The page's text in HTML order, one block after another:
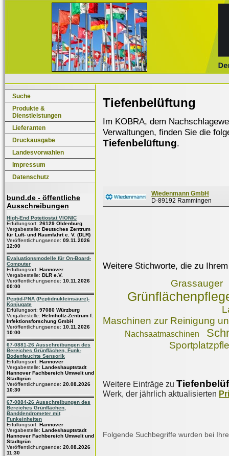
Suche
Produkte &
Dienstleistungen
Lieferanten
Druckausgabe
Landesvorwahlen
Impressum
Datenschutz
bund.de - öffentliche
Ausschreibungen
High-End Potetiostat VIONIC
Erfüllungsort: 26129 Oldenburg
Vergabestelle: Deutsches Zentrum
für Luft- und Raumfahrt e. V. (DLR)
Veröffentlichungsende: 09.11.2026
12:00
Evaluationsmodelle für On-Board-
Computer
Erfüllungsort: Hannover
Vergabestelle: DLR e.V.
Veröffentlichungsende: 10.11.2026
00:00
Peptid-PNA (Peptidnukleinsäure)-
Konjugate
Erfüllungsort: 97080 Würzburg
Vergabestelle: Helmholtz-Zentrum f.
Infektionsforschung GmbH
Veröffentlichungsende: 10.11.2026
10:00
67-0881-26 Ausschreibungen des
Bereiches Grünflächen, Funk-
Bodenfeuchte Sensorik
Erfüllungsort: Hannover
Vergabestelle: Landeshauptstadt
Hannover Fachbereich Umwelt und
Stadtgrün
Veröffentlichungsende: 20.08.2026
10:30
67-0884-26 Ausschreibungen des
Bereiches Grünflächen,
Banddendrometer mit
Funkeinheiten
Erfüllungsort: Hannover
Vergabestelle: Landeshauptstadt
Hannover Fachbereich Umwelt und
Stadtgrün
Veröffentlichungsende: 20.08.2026
11:30
Tiefenbelüftung
Im KOBRA, dem
Verwaltungen, finden Sie die
Tiefenbelüftung.
Wiedenmann GmbH
D-89192 Rammingen
Weitere Stichworte, die zu
Grassauger
Maschinen zur Reinigung
Nachsaatmaschinen
Weitere Einträge zu
Werk, der jährlich aktualisierten
Folgende Suchbegriffe wurden bei